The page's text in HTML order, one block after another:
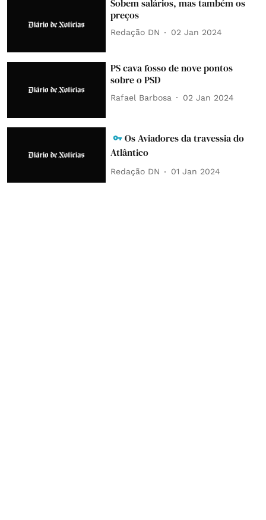
Sobem salários, mas também os
preços
Redação DN 02 Jan 2024
PS cava fosso de nove pontos
sobre o PSD
Rafael Barbosa 02 Jan 2024
Os Aviadores da travessia do
Atlântico
Redação DN 01 Jan 2024